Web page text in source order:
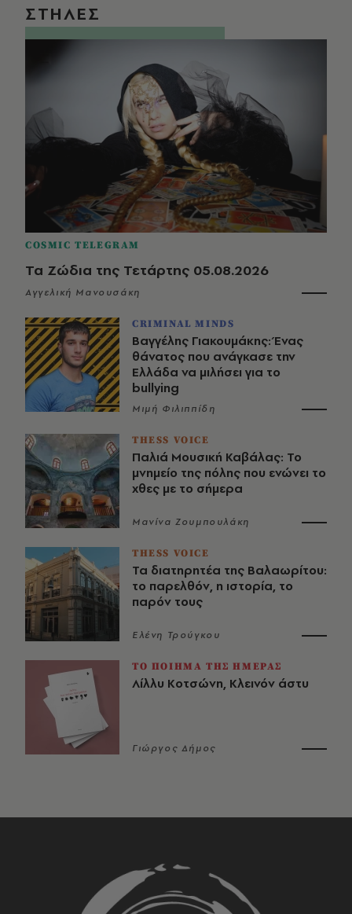
ΣΤΗΛΕΣ
COSMIC TELEGRAM
Τα Ζώδια της Τετάρτης 05.08.2026
Αγγελική Μανουσάκη
CRIMINAL MINDS
Βαγγέλης Γιακουμάκης: Ένας
θάνατος που ανάγκασε την
Ελλάδα να μιλήσει για το
bullying
Μιμή Φιλιππίδη
THESS VOICE
Παλιά Μουσική Καβάλας: Το
μνημείο της πόλης που ενώνει το
χθες με το σήμερα
Μανίνα Ζουμπουλάκη
THESS VOICE
Τα διατηρητέα της Βαλαωρίτου:
το παρελθόν, η ιστορία, το
παρόν τους
Ελένη Τρούγκου
ΤΟ ΠΟΙΗΜΑ ΤΗΣ ΗΜΕΡΑΣ
Λίλλυ Κοτσώνη, Κλεινόν άστυ
Γιώργος Δήμος